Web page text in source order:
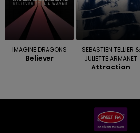
IMAGINE DRAGONS
Believer
SEBASTIEN TELLIER &
JULIETTE ARMANET
Attraction